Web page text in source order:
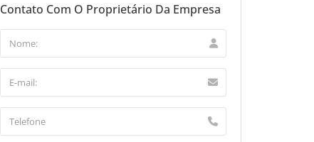
Contato Com O Proprietário Da Empresa